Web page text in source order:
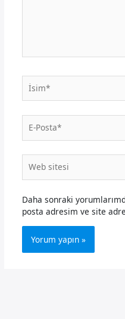
İsim*
Posta*
sitesi
Daha sonraki
posta adresim ve site